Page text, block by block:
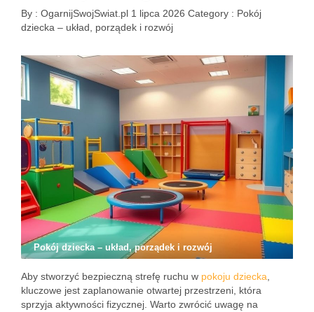
By : OgarnijSwojSwiat.pl 1 lipca 2026 Category : Pokój
dziecka – układ, porządek i rozwój
Pokój dziecka – układ, porządek i rozwój
Aby stworzyć bezpieczną strefę ruchu w pokoju dziecka
kluczowe jest zaplanowanie otwartej przestrzeni, która
sprzyja aktywności fizycznej. Warto zwrócić uwagę na